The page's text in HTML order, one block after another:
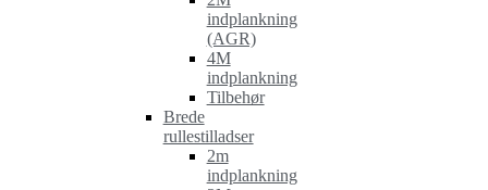
indplankning
(AGR)
4M
indplankning
Tilbehør
Brede
rullestilladser
2m
indplankning